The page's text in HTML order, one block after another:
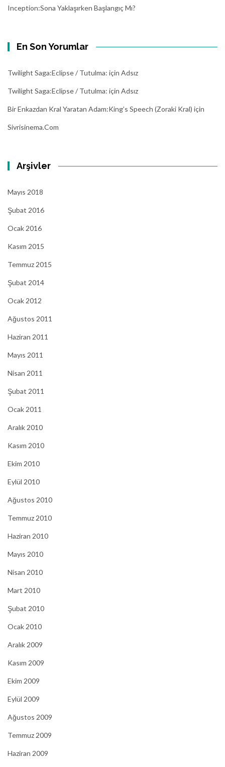
Inception:Sona Yaklaşırken Başlangıç Mı?
En Son Yorumlar
Twilight Saga:Eclipse / Tutulma: için Adsız
Twilight Saga:Eclipse / Tutulma: için Adsız
Bir Enkazdan Kral Yaratan Adam:King’s Speech (Zoraki Kral) için
Sivrisinema.com
Arşivler
Mayıs 2018
Şubat 2016
Ocak 2016
Kasım 2015
Temmuz 2015
Şubat 2014
Ocak 2012
Ağustos 2011
Haziran 2011
Mayıs 2011
Nisan 2011
Şubat 2011
Ocak 2011
Aralık 2010
Kasım 2010
Ekim 2010
Eylül 2010
Ağustos 2010
Temmuz 2010
Haziran 2010
Mayıs 2010
Nisan 2010
Mart 2010
Şubat 2010
Ocak 2010
Aralık 2009
Kasım 2009
Ekim 2009
Eylül 2009
Ağustos 2009
Temmuz 2009
Haziran 2009